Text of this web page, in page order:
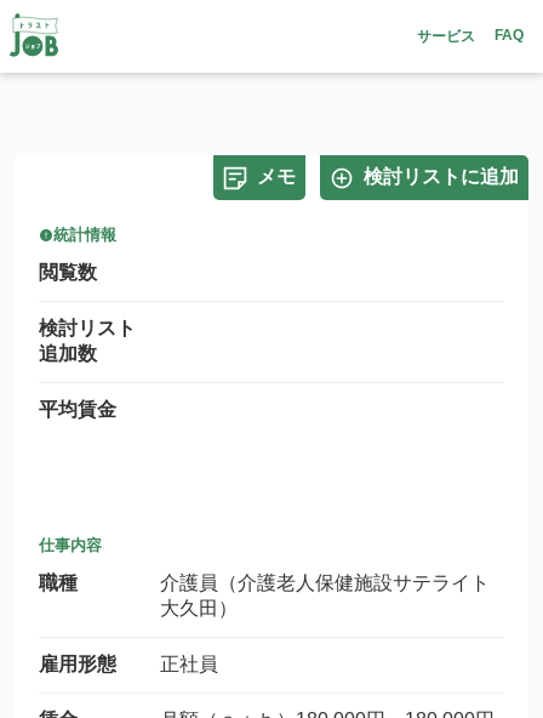
サービス FAQ
メモ 検討リストに追加
統計情報
閲覧数
検討リスト
追加数
平均賃金
仕事内容
職種
介護員（介護老人保健施設サテライト
大久田）
雇用形態 正社員